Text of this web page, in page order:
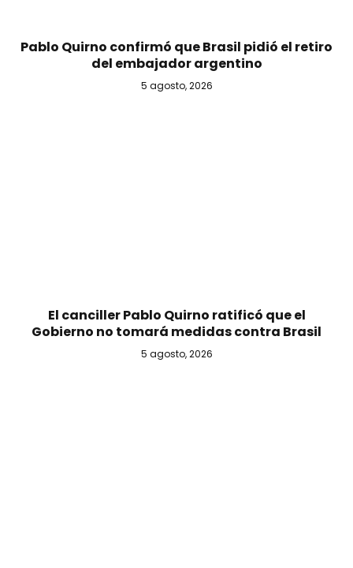
Pablo Quirno confirmó que Brasil pidió el retiro
del embajador argentino
5 agosto, 2026
El canciller Pablo Quirno ratificó que el
Gobierno no tomará medidas contra Brasil
5 agosto, 2026